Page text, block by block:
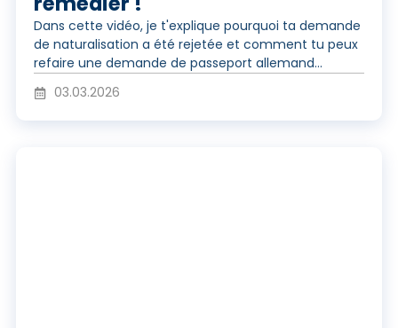
o
r
l
Dans cette vidéo, je t'explique pourquoi ta demande
de naturalisation a été rejetée et comment tu peux
refaire une demande de passeport allemand...
03.03.2026